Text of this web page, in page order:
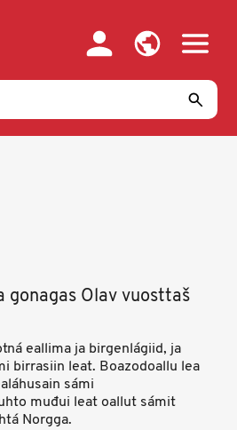
gonagas Olav vuosttaš
eallima ja birgenlágiid, ja
birrasiin leat. Boazodoallu lea
sámi
muđui leat oallut sámit
Norgga.